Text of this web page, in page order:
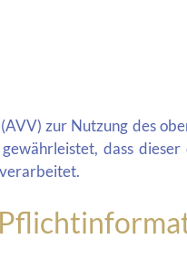
zur Nutzung des
dass